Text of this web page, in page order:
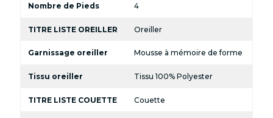
Nombre de Pieds 4
TITRE LISTE OREILLER Oreiller
Garnissage oreiller Mousse à mémoire de forme
Tissu oreiller Tissu 100% Polyester
TITRE LISTE COUETTE Couette